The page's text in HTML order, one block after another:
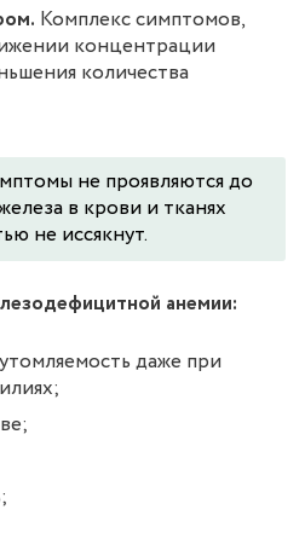
Комплекс симптомов,
концентрации
количества
не проявляются до
в крови и тканях
не иссякнут.
анемии:
даже при